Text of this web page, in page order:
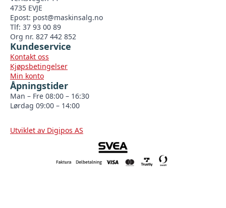
4735 EVJE
Epost: post@maskinsalg.no
Tlf: 37 93 00 89
Org nr. 827 442 852
Kundeservice
Kontakt oss
Kjøpsbetingelser
Min konto
Åpningstider
Man – Fre 08:00 – 16:30
Lørdag 09:00 – 14:00
Utviklet av Digipos AS